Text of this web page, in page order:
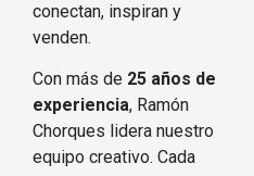
conectan, inspiran y
venden.
Con más de 25 años de
experiencia, Ramón
Chorques lidera nuestro
equipo creativo. Cada